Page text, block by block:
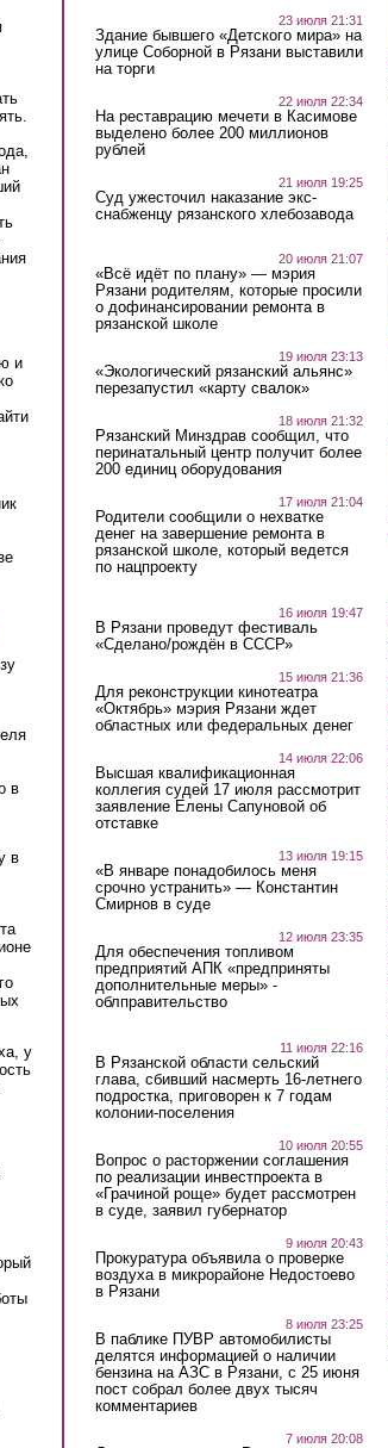
и
в
в
у
23 июля 21:31
Здание бывшего «Детского мира» на
улице Соборной в Рязани выставили
на торги
22 июля 22:34
На реставрацию мечети в Касимове
выделено более 200 миллионов
рублей
21 июля 19:25
Суд ужесточил наказание экс-
снабженцу рязанского хлебозавода
20 июля 21:07
«Всё идёт по плану» — мэрия
Рязани родителям, которые просили
о дофинансировании ремонта в
рязанской школе
19 июля 23:13
«Экологический рязанский альянс»
перезапустил «карту свалок»
18 июля 21:32
Рязанский Минздрав сообщил, что
перинатальный центр получит более
200 единиц оборудования
17 июля 21:04
Родители сообщили о нехватке
денег на завершение ремонта в
рязанской школе, который ведется
по нацпроекту
16 июля 19:47
В Рязани проведут фестиваль
«Сделано/рождён в СССР»
15 июля 21:36
Для реконструкции кинотеатра
«Октябрь» мэрия Рязани ждет
областных или федеральных денег
14 июля 22:06
Высшая квалификационная
коллегия судей 17 июля рассмотрит
заявление Елены Сапуновой об
отставке
13 июля 19:15
«В январе понадобилось меня
срочно устранить» — Константин
Смирнов в суде
12 июля 23:35
Для обеспечения топливом
предприятий АПК «предприняты
дополнительные меры» -
облправительство
11 июля 22:16
В Рязанской области сельский
глава, сбивший насмерть 16-летнего
подростка, приговорен к 7 годам
колонии-поселения
10 июля 20:55
Вопрос о расторжении соглашения
по реализации инвестпроекта в
«Грачиной роще» будет рассмотрен
в суде, заявил губернатор
9 июля 20:43
Прокуратура объявила о проверке
воздуха в микрорайоне Недостоево
в Рязани
8 июля 23:25
В паблике ПУВР автомобилисты
делятся информацией о наличии
бензина на АЗС в Рязани, с 25 июня
пост собрал более двух тысяч
комментариев
7 июля 20:08